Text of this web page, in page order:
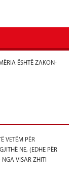
ËSHTË ZAKON-
VETËM PËR
NE, (EDHE PËR
VISAR ZHITI